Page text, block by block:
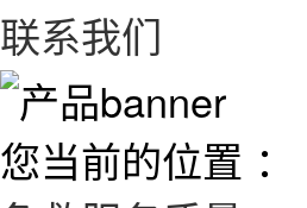
联系我们
您当前的位置 ：